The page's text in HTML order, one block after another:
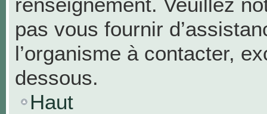
pas vous fournir
l’organisme à contacter,
dessous.
Haut